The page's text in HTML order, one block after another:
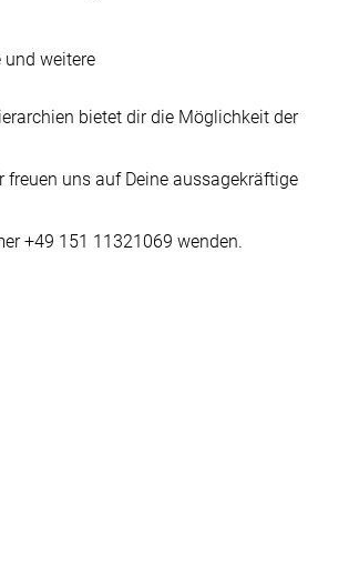
und weitere
bietet dir die Möglichkeit der
freuen uns auf Deine aussagekräftige
+49 151 11321069 wenden.